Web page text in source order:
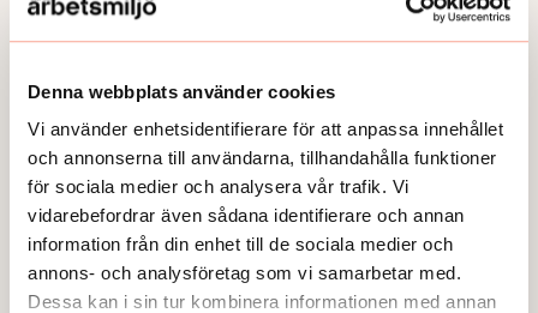
Denna webbplats använder cookies
Vi använder enhetsidentifierare för att anpassa innehållet
och annonserna till användarna, tillhandahålla funktioner
för sociala medier och analysera vår trafik. Vi
vidarebefordrar även sådana identifierare och annan
information från din enhet till de sociala medier och
annons- och analysföretag som vi samarbetar med.
Dessa kan i sin tur kombinera informationen med annan
Här kan du läsa några av våra
temaartiklar och granskningar.